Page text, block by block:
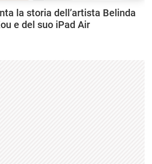
la storia dell’artista Belinda
e del suo iPad Air